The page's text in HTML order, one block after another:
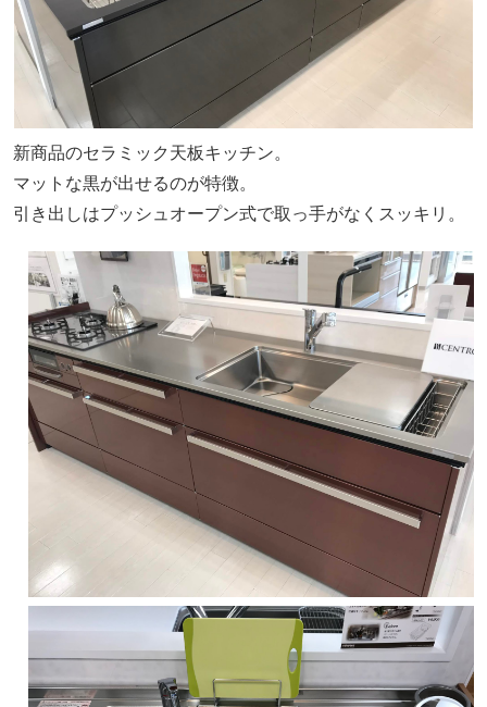
新商品のセラミック天板キッチン。
マットな黒が出せるのが特徴。
引き出しはプッシュオープン式で取っ手がなくスッキリ。